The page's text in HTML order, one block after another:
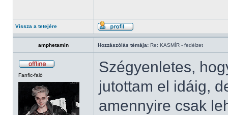
Vissza a tetejére
amphetamin Hozzászólás témája: Re: KASMÍR - fedélzet
Fanfic-faló
Szégyenletes,
jutottam el idáig,
amennyire csak